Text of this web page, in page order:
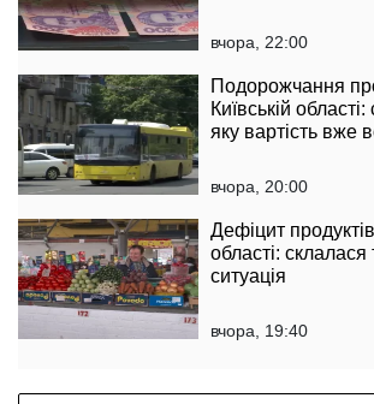
вчора, 22:00
Подорожчання
Київській
яку вартість вже
вчора, 20:00
Дефіцит
області:
ситуація
вчора, 19:40